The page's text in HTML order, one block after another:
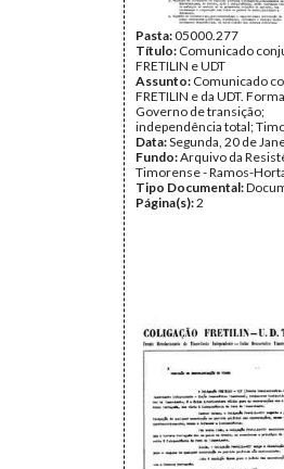
Pasta:05000.277
Título: Comunicado
FRETILIN e UDT
Assunto: Comunicado
FRETILIN e da UDT.
Governo de transição;
independência total;
Data:Segunda, 20 de
Fundo:Arquivo da
Timorense - Ramos-
Tipo Documental:
Página(s):2